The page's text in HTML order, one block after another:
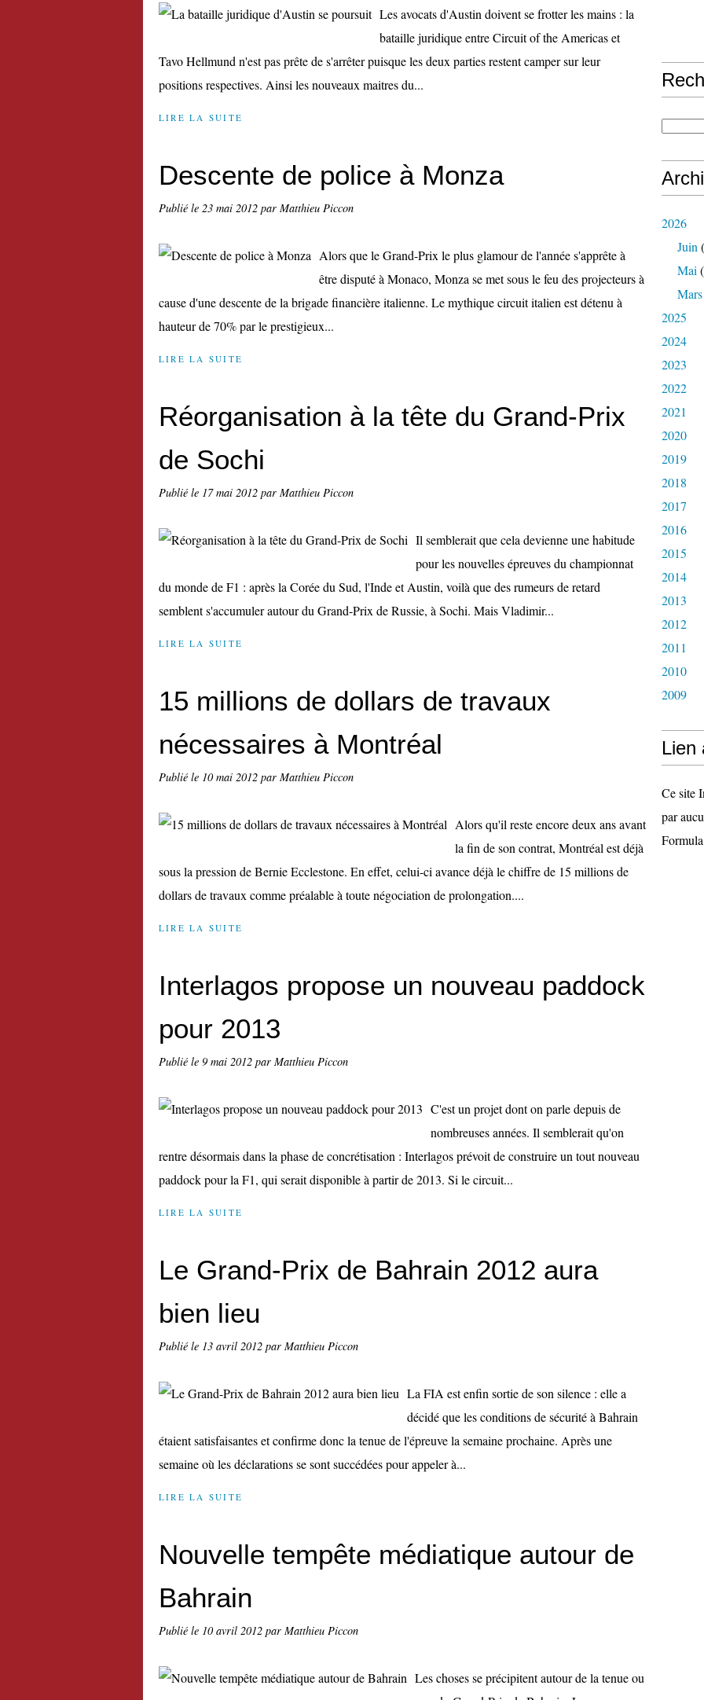
Les avocats d'Austin doivent se frotter les mains : la
bataille juridique entre Circuit of the Americas et
Tavo Hellmund n'est pas prête de s'arrêter puisque les deux parties restent camper sur leur
positions respectives. Ainsi les nouveaux maitres du...
LIRE LA SUITE
Descente de police à Monza
Publié le 23 mai 2012 par Matthieu Piccon
Alors que le Grand-Prix le plus glamour de l'année s'apprête à
être disputé à Monaco, Monza se met sous le feu des projecteurs à
cause d'une descente de la brigade financière italienne. Le mythique circuit italien est détenu à
hauteur de 70% par le prestigieux...
LIRE LA SUITE
Réorganisation à la tête du Grand-Prix
de Sochi
Publié le 17 mai 2012 par Matthieu Piccon
Il semblerait que cela devienne une habitude
pour les nouvelles épreuves du championnat
du monde de F1 : après la Corée du Sud, l'Inde et Austin, voilà que des rumeurs de retard
semblent s'accumuler autour du Grand-Prix de Russie, à Sochi. Mais Vladimir...
LIRE LA SUITE
15 millions de dollars de travaux
nécessaires à Montréal
Publié le 10 mai 2012 par Matthieu Piccon
Alors qu'il reste encore deux ans avant
la fin de son contrat, Montréal est déjà
sous la pression de Bernie Ecclestone. En effet, celui-ci avance déjà le chiffre de 15 millions de
dollars de travaux comme préalable à toute négociation de prolongation....
LIRE LA SUITE
Interlagos propose un nouveau paddock
pour 2013
Publié le 9 mai 2012 par Matthieu Piccon
C'est un projet dont on parle depuis de
nombreuses années. Il semblerait qu'on
rentre désormais dans la phase de concrétisation : Interlagos prévoit de construire un tout nouveau
paddock pour la F1, qui serait disponible à partir de 2013. Si le circuit...
LIRE LA SUITE
Le Grand-Prix de Bahrain 2012 aura
bien lieu
Publié le 13 avril 2012 par Matthieu Piccon
La FIA est enfin sortie de son silence : elle a
décidé que les conditions de sécurité à Bahrain
étaient satisfaisantes et confirme donc la tenue de l'épreuve la semaine prochaine. Après une
semaine où les déclarations se sont succédées pour appeler à...
LIRE LA SUITE
Nouvelle tempête médiatique autour de
Bahrain
Publié le 10 avril 2012 par Matthieu Piccon
Les choses se précipitent autour de la tenue ou
2026
Juin
Mai
Mars
2025
2024
2023
2022
2021
2020
2019
2018
2017
2016
2015
2014
2013
2012
2011
2010
2009
Lien
Ce site
par